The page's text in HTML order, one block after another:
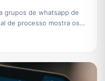
grupos de whatsapp de
de processo mostra os